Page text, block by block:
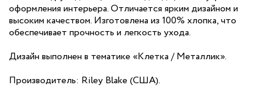
оформления интерьера. Отличается ярким дизайном и
высоким качеством. Изготовлена из 100% хлопка, что
обеспечивает прочность и легкость ухода.
Дизайн выполнен в тематике «Клетка / Металлик».
Производитель: Riley Blake (США).